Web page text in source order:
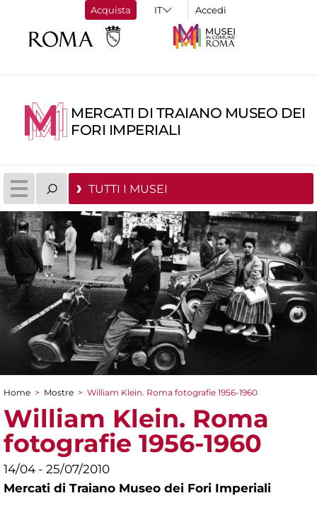
Acquista Accedi
MERCATI DI TRAIANO MUSEO DEI
FORI IMPERIALI
TUTTI I MUSEI
Tu sei qui
Home > Mostre > William Klein. Roma fotografie 1956-1960
William Klein. Roma
fotografie 1956-1960
14/04 - 25/07/2010
Mercati di Traiano Museo dei Fori Imperiali